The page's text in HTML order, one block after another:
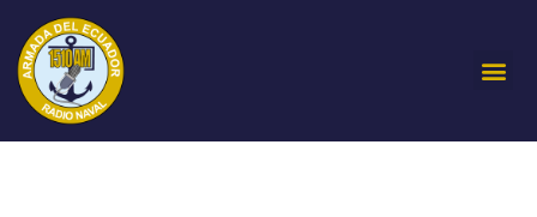
contenido